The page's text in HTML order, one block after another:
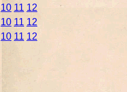
10 11 12
10 11 12
10 11 12